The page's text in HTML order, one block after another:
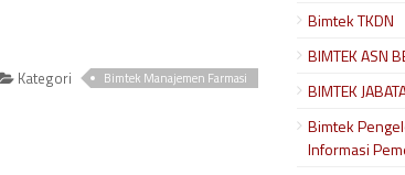
Kategori Bimtek Manajemen Farmasi
Bimtek TKDN
BIMTEK ASN
BIMTEK
Bimtek
Informasi